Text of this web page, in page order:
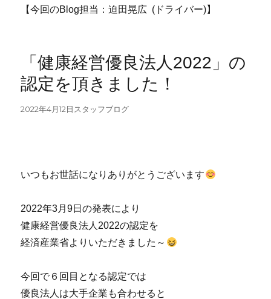
【今回のBlog担当：迫田晃広 (ドライバー)】
「健康経営優良法人2022」の
認定を頂きました！
投
2022年4月12日 カ
スタッフブログ
いつもお世話になりありがとうございます
2022年3月9日の発表により
健康経営優良法人2022の認定を
経済産業省よりいただきました～
今回で６回目となる認定では
優良法人は大手企業も合わせると